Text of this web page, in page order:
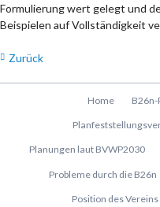
Formulierung wert gelegt und
Beispielen auf Vollständigkeit
Zurück
Home
Planungen laut BVWP2030
Probleme durch die B26n
Position des Vereins